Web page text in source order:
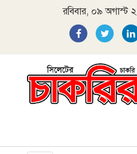
রবিবার, ০৯ অগাস্ট